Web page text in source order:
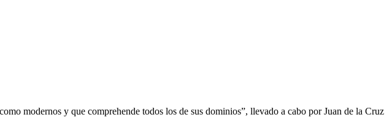
modernos y que comprehende todos los de sus dominios”, llevado a cabo por Juan de la Cruz